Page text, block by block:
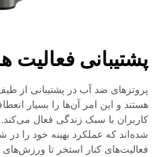
پشتیبانی فعالیت
پروتزهای ضد آب در پشتیبانی از
هستند و این امر آن‌ها را بسیار
کاربران با سبک زندگی فعال
شده‌اند که عملکرد بهینه خود را در
فعالیت‌های کنار استخر تا